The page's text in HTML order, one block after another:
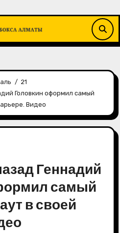
21
Головкин оформил самый
Видео
Геннадий
самый
в своей